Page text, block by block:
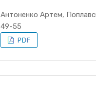
Антоненко Артем,
49-55